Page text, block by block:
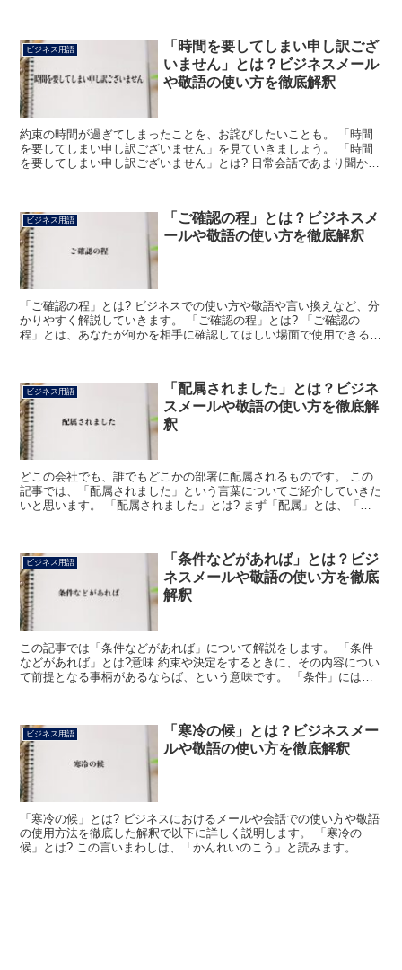
ビジネス用語
「時間を要してしまい申し訳ござ
いません」とは？ビジネスメール
や敬語の使い方を徹底解釈
約束の時間が過ぎてしまったことを、お詫びしたいことも。 「時間
を要してしまい申し訳ございません」を見ていきましょう。 「時間
を要してしまい申し訳ございません」とは? 日常会話であまり聞かな
ビジネス用語
「ご確認の程」とは？ビジネスメ
ールや敬語の使い方を徹底解釈
「ご確認の程」とは? ビジネスでの使い方や敬語や言い換えなど、分
かりやすく解説していきます。 「ご確認の程」とは? 「ご確認の
程」とは、あなたが何かを相手に確認してほしい場面で使用できる言
ビジネス用語
「配属されました」とは？ビジネ
スメールや敬語の使い方を徹底解
釈
どこの会社でも、誰でもどこかの部署に配属されるものです。 この
記事では、「配属されました」という言葉についてご紹介していきた
いと思います。 「配属されました」とは? まず「配属」とは、「人
ビジネス用語
「条件などがあれば」とは？ビジ
ネスメールや敬語の使い方を徹底
解釈
この記事では「条件などがあれば」について解説をします。 「条件
などがあれば」とは?意味 約束や決定をするときに、その内容につい
て前提となる事柄があるならば、という意味です。 「条件」には、
ビジネス用語
「寒冷の候」とは？ビジネスメー
ルや敬語の使い方を徹底解釈
「寒冷の候」とは? ビジネスにおけるメールや会話での使い方や敬語
の使用方法を徹底した解釈で以下に詳しく説明します。 「寒冷の
候」とは? この言いまわしは、「かんれいのこう」と読みます。